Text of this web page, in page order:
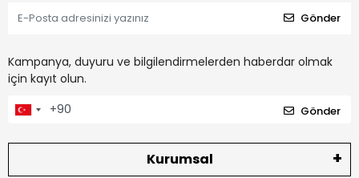
Gönder
Kampanya, duyuru ve bilgilendirmelerden haberdar olmak
için kayıt olun.
Gönder
Kurumsal